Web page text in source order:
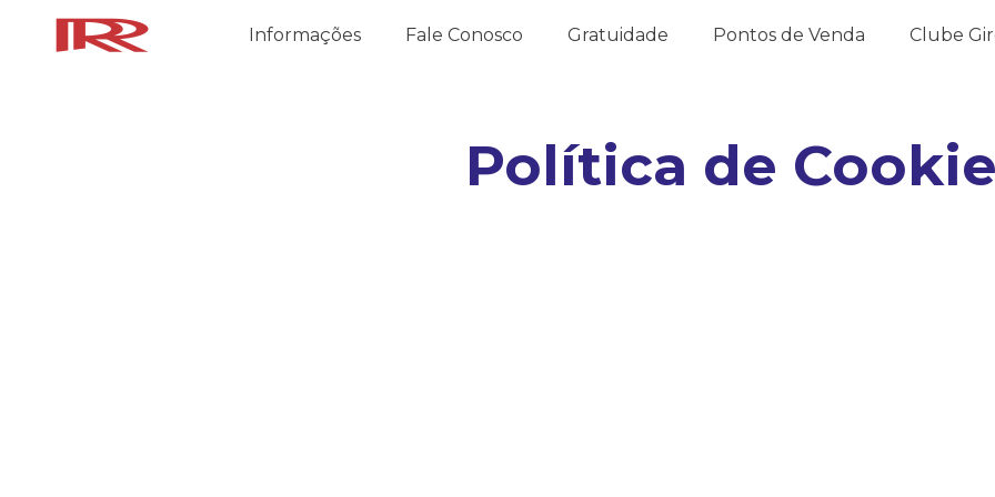
Informações Fale Conosco Gratuidade Pontos de Venda Clube
Política de